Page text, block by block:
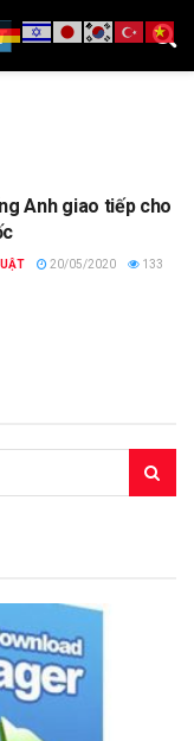
Anh giao tiếp cho
20/05/2020 133